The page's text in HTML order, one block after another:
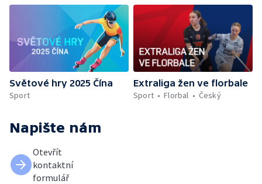
Světové hry 2025 Čína
Sport
Extraliga žen ve florbale
Sport
Florbal Český
Napište nám
Otevřít
kontaktní
formulář